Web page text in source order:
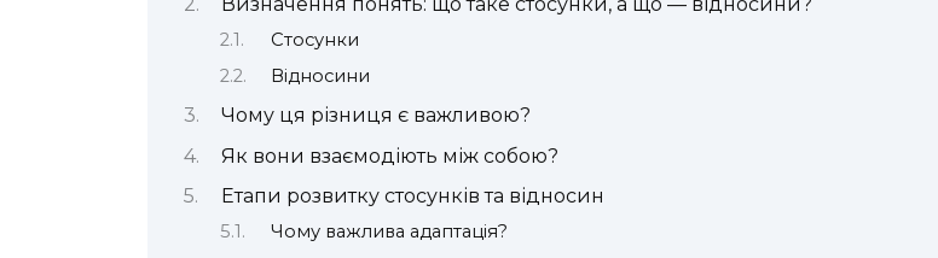
Стосунки
Відносини
Чому ця різниця є важливою?
Як вони взаємодіють між собою?
Етапи розвитку стосунків та відносин
Чому важлива адаптація?